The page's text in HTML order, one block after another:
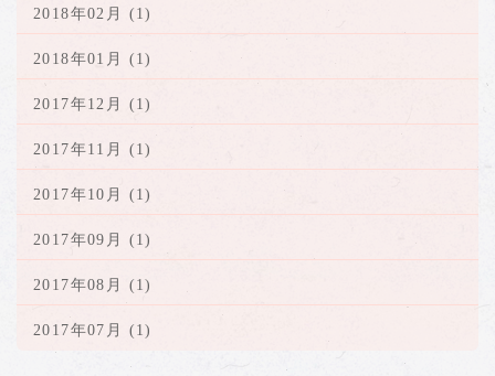
2018年02月 (1)
2018年01月 (1)
2017年12月 (1)
2017年11月 (1)
2017年10月 (1)
2017年09月 (1)
2017年08月 (1)
2017年07月 (1)